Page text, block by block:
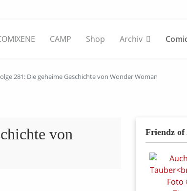
CAMP Shop Archiv
281: Die geheime Geschichte von Wonder Woman
von
Friendz